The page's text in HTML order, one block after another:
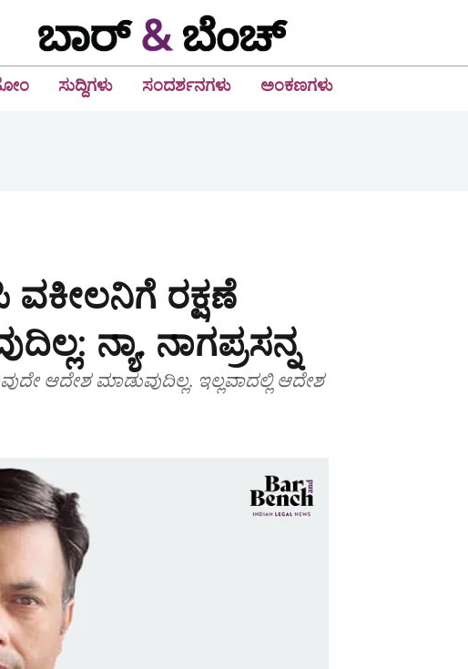
ಸುದ್ದಿಗಳು ಸಂದರ್ಶನಗಳು ಅಂಕಣಗಳು
ರಕ್ಷಣೆ
ನ್ಯಾ. ನಾಗಪ್ರಸನ್ನ
ಆದೇಶ ಮಾಡುವುದಿಲ್ಲ. ಇಲ್ಲವಾದಲ್ಲಿ ಆದೇಶ